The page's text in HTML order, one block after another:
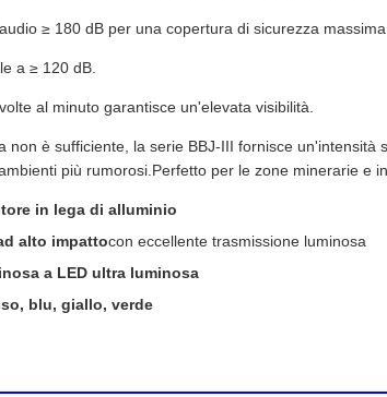
≥ 180 dB per una copertura di sicurezza
a ≥ 120 dB.
al minuto garantisce un'elevata visibilità.
non è sufficiente, la serie BBJ-III fornisce un'intensità
più rumorosi.Perfetto per le zone minerarie e
in lega di alluminio
alto impattocon eccellente trasmissione luminosa
a LED ultra luminosa
blu, giallo, verde